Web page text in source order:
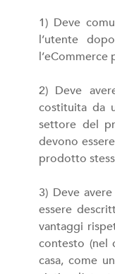
1) Deve
l’utente
2) Deve
costituita da
settore del
devono
prodotto
3) Deve
essere
vantaggi
contesto (nel
casa, come